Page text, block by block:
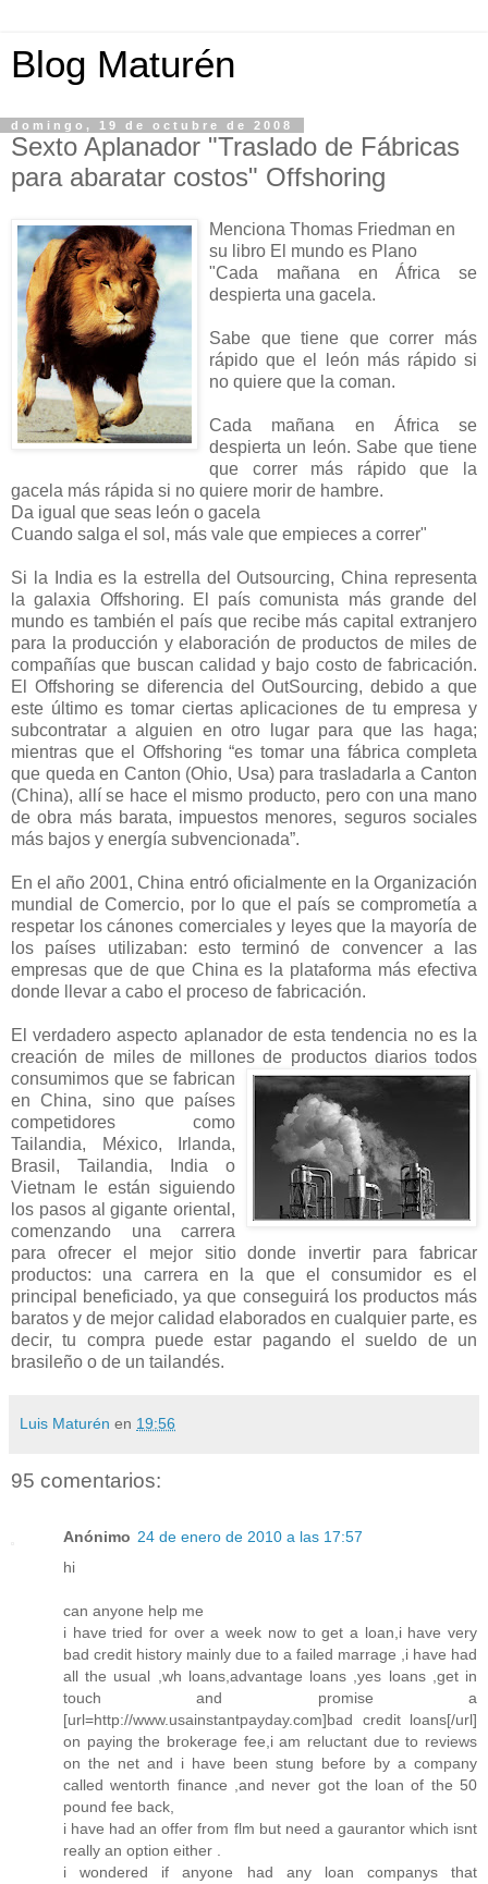
Blog Maturén
domingo, 19 de octubre de 2008
Sexto Aplanador "Traslado de Fábricas
para abaratar costos" Offshoring
Menciona Thomas Friedman en
su libro El mundo es Plano
"Cada mañana en África se
despierta una gacela.
Sabe que tiene que correr más
rápido que el león más rápido si
no quiere que la coman.
Cada mañana en África se
despierta un león. Sabe que tiene
que correr más rápido que la
gacela más rápida si no quiere morir de hambre.
Da igual que seas león o gacela
Cuando salga el sol, más vale que empieces a correr"
Si la India es la estrella del Outsourcing, China representa
la galaxia Offshoring. El país comunista más grande del
mundo es también el país que recibe más capital extranjero
para la producción y elaboración de productos de miles de
compañías que buscan calidad y bajo costo de fabricación.
El Offshoring se diferencia del OutSourcing, debido a que
este último es tomar ciertas aplicaciones de tu empresa y
subcontratar a alguien en otro lugar para que las haga;
mientras que el Offshoring “es tomar una fábrica completa
que queda en Canton (Ohio, Usa) para trasladarla a Canton
(China), allí se hace el mismo producto, pero con una mano
de obra más barata, impuestos menores, seguros sociales
más bajos y energía subvencionada”.
En el año 2001, China entró oficialmente en la Organización
mundial de Comercio, por lo que el país se comprometía a
respetar los cánones comerciales y leyes que la mayoría de
los países utilizaban: esto terminó de convencer a las
empresas que de que China es la plataforma más efectiva
donde llevar a cabo el proceso de fabricación.
El verdadero aspecto aplanador de esta tendencia no es la
creación de miles de millones de productos diarios todos
consumimos que se fabrican
en China, sino que países
competidores como
Tailandia, México, Irlanda,
Brasil, Tailandia, India o
Vietnam le están siguiendo
los pasos al gigante oriental,
comenzando una carrera
para ofrecer el mejor sitio donde invertir para fabricar
productos: una carrera en la que el consumidor es el
principal beneficiado, ya que conseguirá los productos más
baratos y de mejor calidad elaborados en cualquier parte, es
decir, tu compra puede estar pagando el sueldo de un
brasileño o de un tailandés.
Luis Maturén en 19:56
95 comentarios:
Anónimo 24 de enero de 2010 a las 17:57
hi
can anyone help me
i have tried for over a week now to get a loan,i have very
bad credit history mainly due to a failed marrage ,i have had
all the usual ,wh loans,advantage loans ,yes loans ,get in
touch and promise a
[url=http://www.usainstantpayday.com]bad credit loans[/url]
on paying the brokerage fee,i am reluctant due to reviews
on the net and i have been stung before by a company
called wentorth finance ,and never got the loan of the 50
pound fee back,
i have had an offer from flm but need a gaurantor which isnt
really an option either .
i wondered if anyone had any loan companys that